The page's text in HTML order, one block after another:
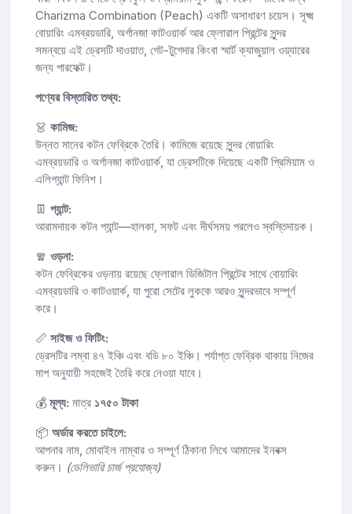
Charizma Combination (Peach) একটি অসাধারণ চয়েস। সূক্ষ্ম
বোয়ারিং এমব্রয়ডারি, অর্গানজা কাটওয়ার্ক আর ফ্লোরাল প্রিন্টের সুন্দর
সমন্বয়ে এই ড্রেসটি দাওয়াত, গেট-টুগেদার কিংবা স্মার্ট ক্যাজুয়াল ওয়্যারের
জন্য পারফেক্ট।
পণ্যের বিস্তারিত তথ্য:
👗 কামিজ:
উন্নত মানের কটন ফেব্রিকে তৈরি। কামিজে রয়েছে সুন্দর বোয়ারিং
এমব্রয়ডারি ও অর্গানজা কাটওয়ার্ক, যা ড্রেসটিকে দিয়েছে একটি প্রিমিয়াম ও
এলিগ্যান্ট ফিনিশ।
👖 প্যান্ট:
আরামদায়ক কটন প্যান্ট—হালকা, সফট এবং দীর্ঘসময় পরলেও স্বস্তিদায়ক।
🧣 ওড়না:
কটন ফেব্রিকের ওড়নায় রয়েছে ফ্লোরাল ডিজিটাল প্রিন্টের সাথে বোয়ারিং
এমব্রয়ডারি ও কাটওয়ার্ক, যা পুরো সেটের লুককে আরও সুন্দরভাবে সম্পূর্ণ
করে।
📏 সাইজ ও ফিটিং:
ড্রেসটির লম্বা ৪৭ ইঞ্চি এবং বডি ৮০ ইঞ্চি। পর্যাপ্ত ফেব্রিক থাকায় নিজের
মাপ অনুযায়ী সহজেই তৈরি করে নেওয়া যাবে।
💰 মূল্য: মাত্র ১৭৫০ টাকা
📦 অর্ডার করতে চাইলে:
আপনার নাম, মোবাইল নাম্বার ও সম্পূর্ণ ঠিকানা লিখে আমাদের ইনবক্স
করুন। (ডেলিভারি চার্জ প্রযোজ্য)